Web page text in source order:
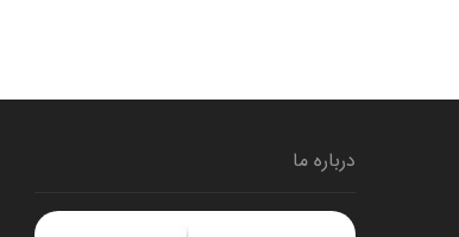
درباره ما